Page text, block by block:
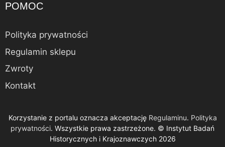
POMOC
Polityka prywatności
Regulamin sklepu
Zwroty
Kontakt
Korzystanie z portalu oznacza akceptację Regulaminu. Polityka
prywatności. Wszystkie prawa zastrzeżone. © Instytut Badań
Historycznych i Krajoznawczych 2026
12,50zł Dodaj do koszyka
Alternative: